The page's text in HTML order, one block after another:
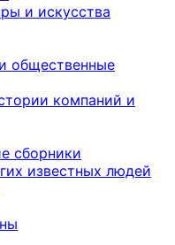
и искусства
общественные
компаний и
сборники
известных людей